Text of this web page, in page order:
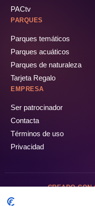
PACtv
PARQUES
Parques temáticos
Parques acuáticos
Parques de naturaleza
Tarjeta Regalo
EMPRESA
Ser patrocinador
Contacta
Términos de uso
Privacidad
CREADO CON